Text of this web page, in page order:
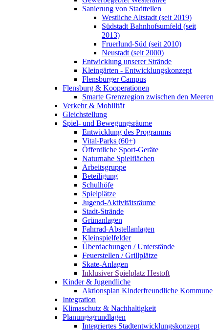
Sanierung von Stadtteilen
Westliche Altstadt (seit 2019)
Südstadt Bahnhofsumfeld (seit
2013)
Fruerlund-Süd (seit 2010)
Neustadt (seit 2000)
Entwicklung unserer Strände
Kleingärten - Entwicklungskonzept
Flensburger Campus
Flensburg & Kooperationen
Smarte Grenzregion zwischen den Meeren
Verkehr & Mobilität
Gleichstellung
Spiel- und Bewegungsräume
Entwicklung des Programms
Vital-Parks (60+)
Öffentliche Sport-Geräte
Naturnahe Spielflächen
Arbeitsgruppe
Beteiligung
Schulhöfe
Spielplätze
Jugend-Aktivitätsräume
Stadt-Strände
Grünanlagen
Fahrrad-Abstellanlagen
Kleinspielfelder
Überdachungen / Unterstände
Feuerstellen / Grillplätze
Skate-Anlagen
Inklusiver Spielplatz Hestoft
Kinder & Jugendliche
Aktionsplan Kinderfreundliche Kommune
Integration
Klimaschutz & Nachhaltigkeit
Planungsgrundlagen
Integriertes Stadtentwicklungskonzept